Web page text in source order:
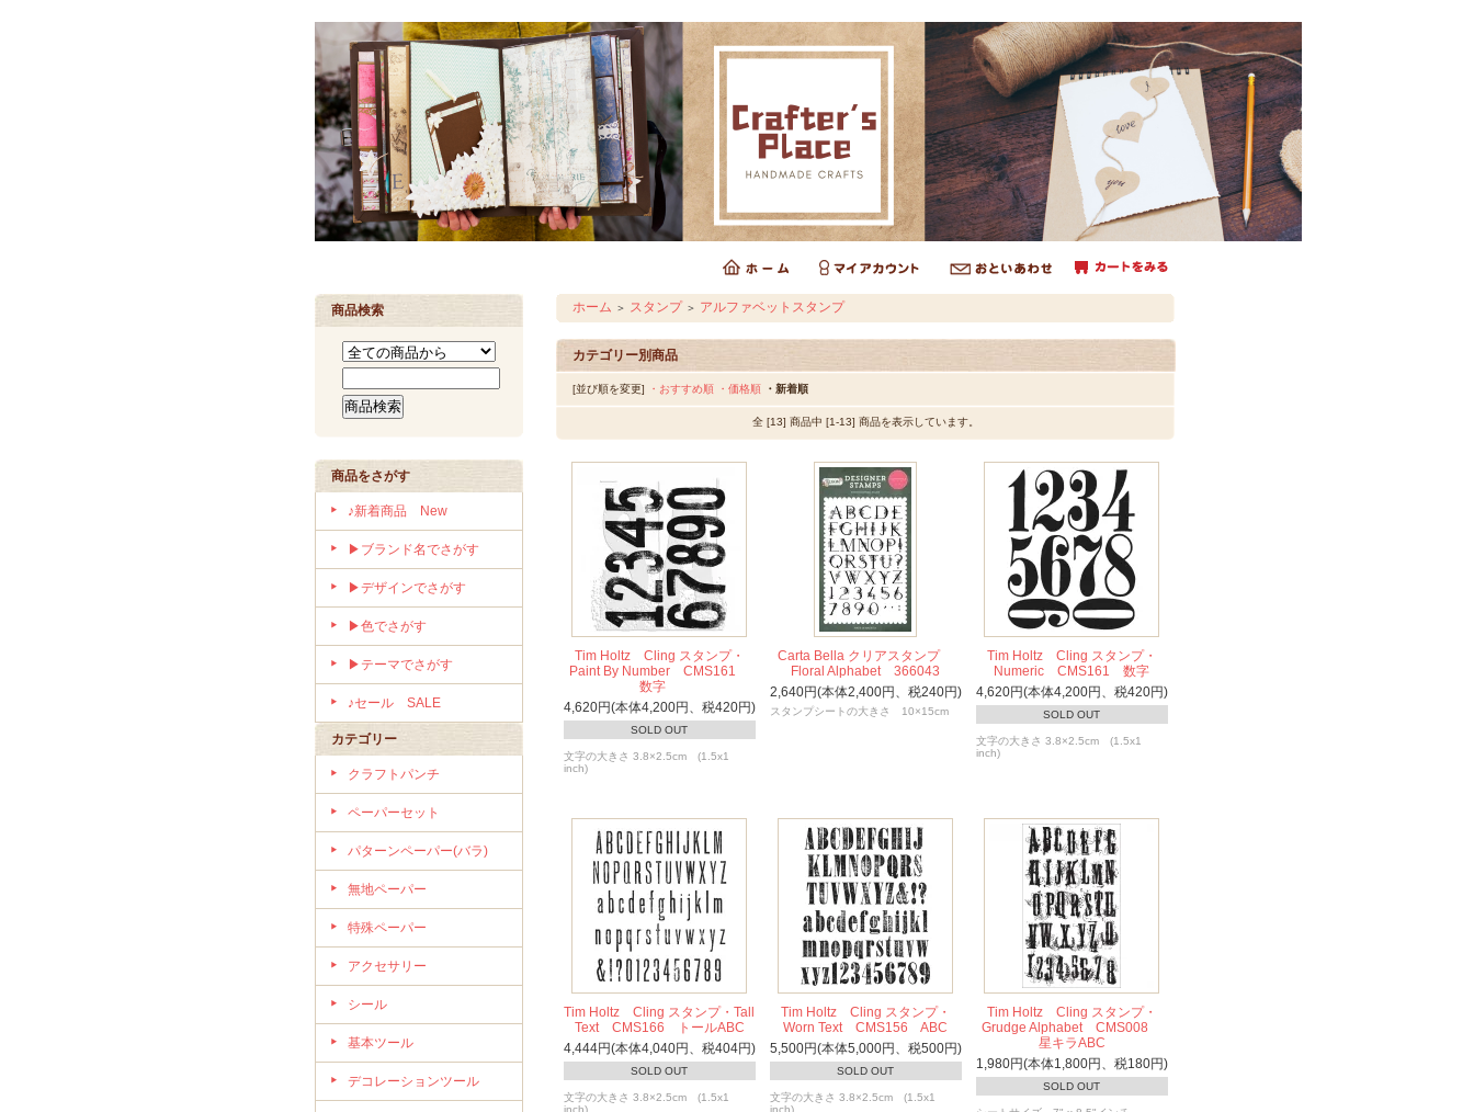
商品検索
商品をさがす
♪新着商品 New
▶ブランド名でさがす
▶デザインでさがす
▶色でさがす
▶テーマでさがす
♪セール SALE
カテゴリー
クラフトパンチ
ペーパーセット
パターンペーパー(バラ)
無地ペーパー
特殊ペーパー
アクセサリー
シール
基本ツール
デコレーションツール
ホーム ＞ スタンプ ＞ アルファベットスタンプ
カテゴリー別商品
[並び順を変更] ・おすすめ順 ・価格順 ・新着順
全 [13] 商品中 [1-13] 商品を表示しています。
Tim Holtz Cling スタンプ・
Paint By Number CMS161
数字
4,620円(本体4,200円、税420円)
SOLD OUT
文字の大きさ 3.8×2.5cm (1.5x1
inch)
Carta Bella クリアスタンプ
Floral Alphabet 366043
2,640円(本体2,400円、税240円)
スタンプシートの大きさ 10×15cm
Tim Holtz Cling スタンプ・
Numeric CMS161 数字
4,620円(本体4,200円、税420円)
SOLD OUT
文字の大きさ 3.8×2.5cm (1.5x1
inch)
Tim Holtz Cling スタンプ・Tall
Text CMS166 トールABC
4,444円(本体4,040円、税404円)
SOLD OUT
文字の大きさ 3.8×2.5cm (1.5x1
inch)
Tim Holtz Cling スタンプ・
Worn Text CMS156 ABC
5,500円(本体5,000円、税500円)
SOLD OUT
文字の大きさ 3.8×2.5cm (1.5x1
inch)
Tim Holtz Cling スタンプ・
Grudge Alphabet CMS008
星キラABC
1,980円(本体1,800円、税180円)
SOLD OUT